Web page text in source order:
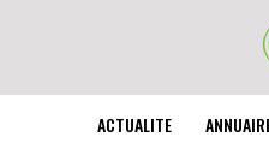
ACTUALITE